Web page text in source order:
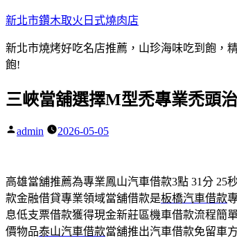
跳
主
要
容
新北市鑽木取火日式燒肉店
新北市燒烤好吃名店推薦，山珍海味吃到飽，
飽!
三峽當舖選擇M型禿專業禿頭
作
admin 2026-05-05
高雄當舖推薦為專業鳳山汽車借款3點 31分 25
款金融借貸專業領域當舖借款是板橋汽車借款
息低支票借款獲得現金新莊區機車借款流程簡
價物品泰山汽車借款當舖推出汽車借款免留車